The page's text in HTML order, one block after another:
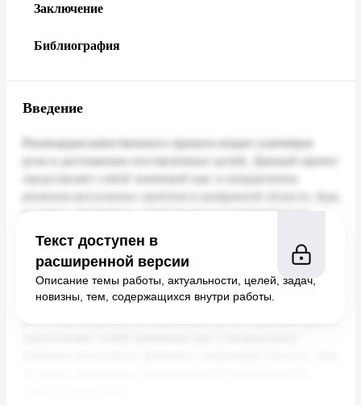
Заключение
Библиография
Введение
Текст доступен в
расширенной версии
Описание темы работы, актуальности, целей, задач,
новизны, тем, содержащихся внутри работы.